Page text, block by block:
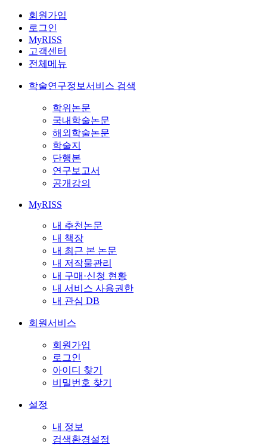
회원가입
로그인
MyRISS
고객센터
전체메뉴
학술연구정보서비스 검색
학위논문
국내학술논문
해외학술논문
학술지
단행본
연구보고서
공개강의
MyRISS
내 추천논문
내 책장
내 최근 본 논문
내 저작물관리
내 구매·신청 현황
내 서비스 사용권한
내 관심 DB
회원서비스
회원가입
로그인
아이디 찾기
비밀번호 찾기
설정
내 정보
검색환경설정